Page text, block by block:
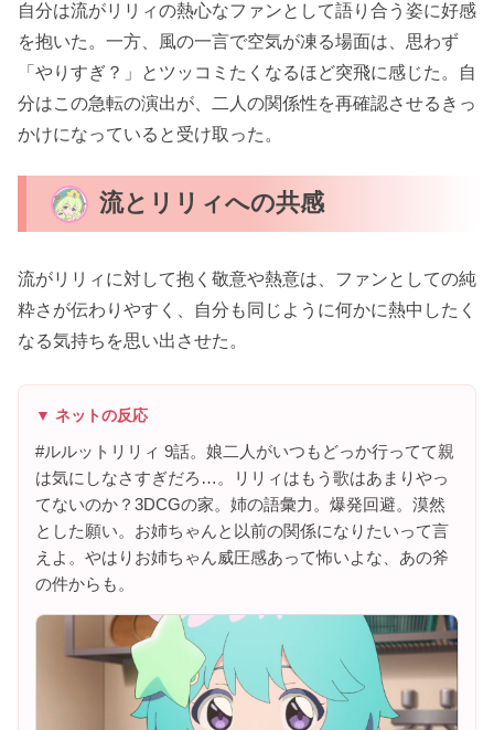
自分は流がリリィの熱心なファンとして語り合う姿に好感
を抱いた。一方、風の一言で空気が凍る場面は、思わず
「やりすぎ？」とツッコミたくなるほど突飛に感じた。自
分はこの急転の演出が、二人の関係性を再確認させるきっ
かけになっていると受け取った。
流とリリィへの共感
流がリリィに対して抱く敬意や熱意は、ファンとしての純
粋さが伝わりやすく、自分も同じように何かに熱中したく
なる気持ちを思い出させた。
▼ ネットの反応
#ルルットリリィ 9話。娘二人がいつもどっか行ってて親
は気にしなさすぎだろ…。リリィはもう歌はあまりやっ
てないのか？3DCGの家。姉の語彙力。爆発回避。漠然
とした願い。お姉ちゃんと以前の関係になりたいって言
えよ。やはりお姉ちゃん威圧感あって怖いよな、あの斧
の件からも。